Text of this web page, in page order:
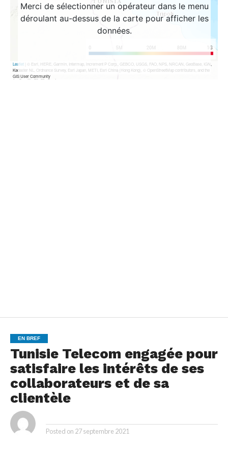
EN BREF
Tunisie Telecom engagée pour
satisfaire les intérêts de ses
collaborateurs et de sa
clientèle
Posted on 27 septembre 2021